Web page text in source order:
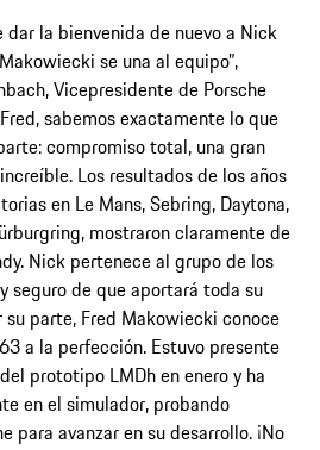
dar la bienvenida de nuevo a Nick
se una al equipo”,
Vicepresidente de Porsche
sabemos exactamente lo que
compromiso total, una gran
Los resultados de los años
en Le Mans, Sebring, Daytona,
mostraron claramente de
Nick pertenece al grupo de los
seguro de que aportará toda su
parte, Fred Makowiecki conoce
a la perfección. Estuvo presente
prototipo LMDh en enero y ha
en el simulador, probando
para avanzar en su desarrollo. ¡No